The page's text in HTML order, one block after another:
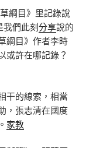
綱目》里記錄說
我們此刻分享說的
綱目》作者李時
或許在哪記錄？
干的線索，相當
，張志清在國度
家教